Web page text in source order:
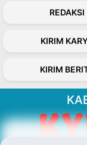
REDAKSI
KIRIM
KIRIM